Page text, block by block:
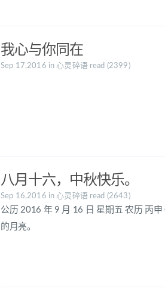
我心与你同在
Sep 17,2016 in 心灵碎语 read (2399)
八月十六，中秋快乐。
Sep 16,2016 in心灵碎语 read (2643)
公历 2016 年 9 月 16 日 星期五 农历 丙
的月亮。